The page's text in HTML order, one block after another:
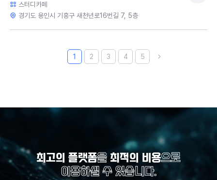
스터디카페
경기도 용인시 기흥구 새천년로16번길 7, 5층
1 2 3 4 5
최고의 플랫폼을 최적의 비용으로
이용하실 수 있습니다.